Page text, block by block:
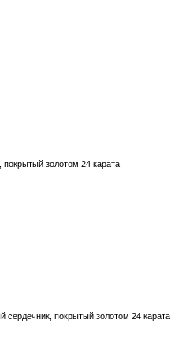
золотом 24 карата
сердечник, покрытый золотом 24 карата